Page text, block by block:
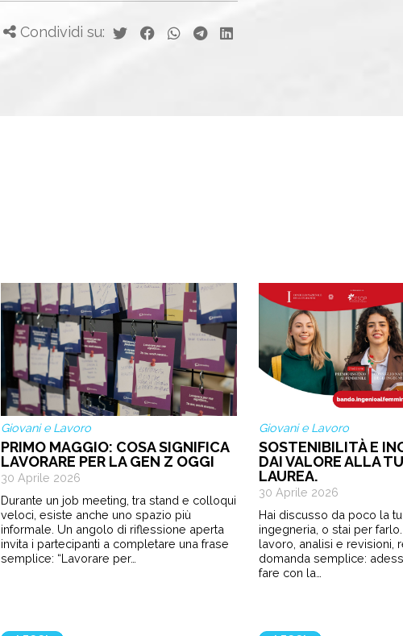
Condividi su:
Giovani e Lavoro
PRIMO MAGGIO: COSA SIGNIFICA
LAVORARE PER LA GEN Z OGGI
30 Aprile 2026
Durante un job meeting, tra stand e colloqui
veloci, esiste anche uno spazio più
informale. Un angolo di riflessione aperta
invita i partecipanti a completare una frase
semplice: “Lavorare per…
Giovani e Lavoro
SOSTENIBILITÀ E
DAI VALORE ALLA
LAUREA.
30 Aprile 2026
Hai discusso da poco la
ingegneria, o stai per
lavoro, analisi e revisioni,
domanda semplice:
fare con la…